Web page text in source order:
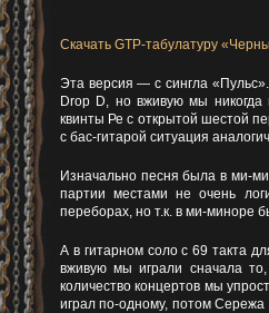
Скачать GTP-табулатуру
Эта версия — с сингла
Drop D, но вживую мы никогда
квинты Ре с открытой шестой
с бас-гитарой ситуация
Изначально песня была в ми-
партии местами не очень
переборах, но т.к. в ми-миноре
А в гитарном соло с 69 такта
вживую мы играли сначала
количество концертов мы
играл по-одному, потом Сережа